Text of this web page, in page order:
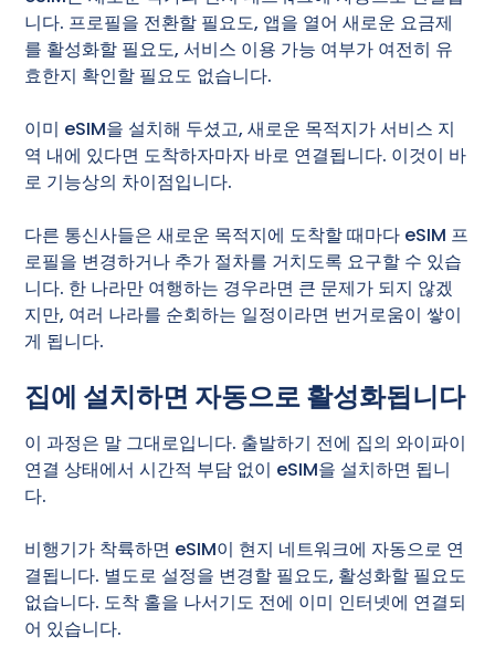
니다. 프로필을 전환할 필요도, 앱을 열어 새로운 요금제
를 활성화할 필요도, 서비스 이용 가능 여부가 여전히 유
효한지 확인할 필요도 없습니다.
이미 eSIM을 설치해 두셨고, 새로운 목적지가 서비스 지
역 내에 있다면 도착하자마자 바로 연결됩니다. 이것이 바
로 기능상의 차이점입니다.
다른 통신사들은 새로운 목적지에 도착할 때마다 eSIM 프
로필을 변경하거나 추가 절차를 거치도록 요구할 수 있습
니다. 한 나라만 여행하는 경우라면 큰 문제가 되지 않겠
지만, 여러 나라를 순회하는 일정이라면 번거로움이 쌓이
게 됩니다.
집에 설치하면 자동으로 활성화됩니다
이 과정은 말 그대로입니다. 출발하기 전에 집의 와이파이
연결 상태에서 시간적 부담 없이 eSIM을 설치하면 됩니
다.
비행기가 착륙하면 eSIM이 현지 네트워크에 자동으로 연
결됩니다. 별도로 설정을 변경할 필요도, 활성화할 필요도
없습니다. 도착 홀을 나서기도 전에 이미 인터넷에 연결되
어 있습니다.